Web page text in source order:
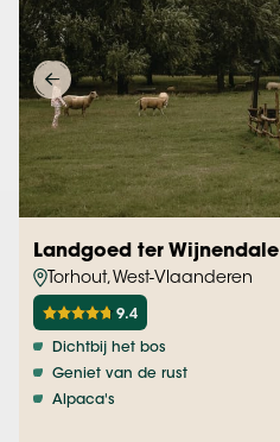
Landgoed ter Wijnendale
Torhout, West-Vlaanderen
9.4
Dichtbij het bos
Geniet van de rust
Alpaca's